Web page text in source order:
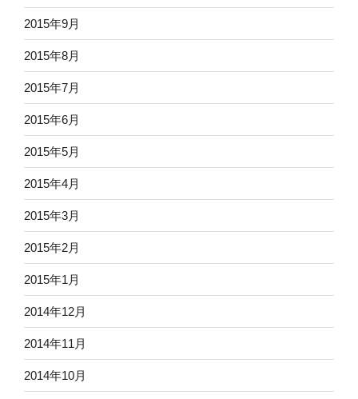
2015年9月
2015年8月
2015年7月
2015年6月
2015年5月
2015年4月
2015年3月
2015年2月
2015年1月
2014年12月
2014年11月
2014年10月